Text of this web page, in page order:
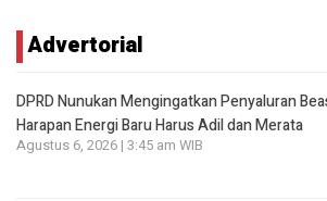
Advertorial
DPRD Nunukan Mengingatkan Penyaluran
Harapan Energi Baru Harus Adil dan Merata
Agustus 6, 2026 | 3:45 am WIB